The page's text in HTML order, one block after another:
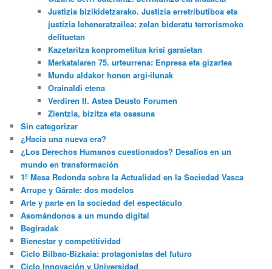
Justizia bizikidetzarako. Justizia erretributiboa eta
justizia leheneratzailea: zelan bideratu terrorismoko
delituetan
Kazetaritza konprometitua krisi garaietan
Merkatalaren 75. urteurrena: Enpresa eta gizartea
Mundu aldakor honen argi-ilunak
Orainaldi etena
Verdiren II. Astea Deusto Forumen
Zientzia, bizitza eta osasuna
Sin categorizar
¿Hacia una nueva era?
¿Los Derechos Humanos cuestionados? Desafíos en un
mundo en transformación
1º Mesa Redonda sobre la Actualidad en la Sociedad Vasca
Arrupe y Gárate: dos modelos
Arte y parte en la sociedad del espectáculo
Asomándonos a un mundo digital
Begiradak
Bienestar y competitividad
Ciclo Bilbao-Bizkaia: protagonistas del futuro
Ciclo Innovación y Universidad